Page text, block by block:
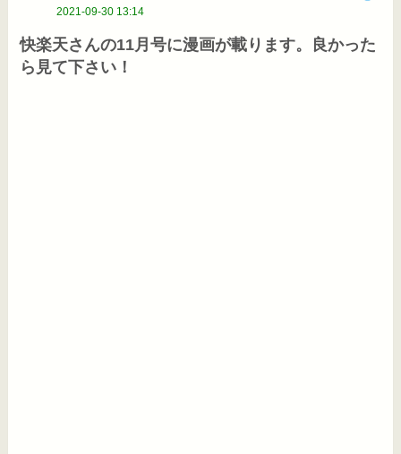
2021-09-30 13:14
快楽天さんの11月号に漫画が載ります。良かった
ら見て下さい！